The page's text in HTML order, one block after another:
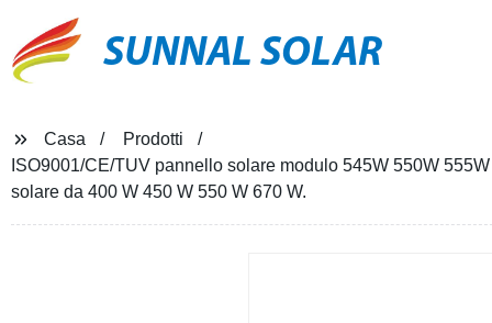
SUNNAL SOLAR
Casa
Prodotti
ISO9001/CE/TUV pannello solare modulo 545W 550W
solare da 400 W 450 W 550 W 670 W.